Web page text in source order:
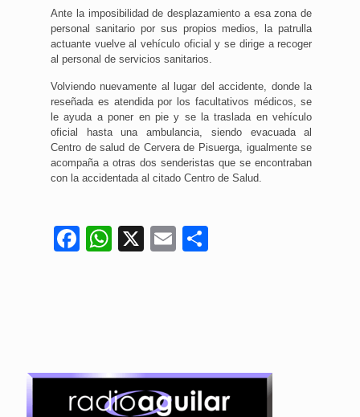
Ante la imposibilidad de desplazamiento a esa zona de
personal sanitario por sus propios medios, la patrulla
actuante vuelve al vehículo oficial y se dirige a recoger
al personal de servicios sanitarios.
Volviendo nuevamente al lugar del accidente, donde la
reseñada es atendida por los facultativos médicos, se
le ayuda a poner en pie y se la traslada en vehículo
oficial hasta una ambulancia, siendo evacuada al
Centro de salud de Cervera de Pisuerga, igualmente se
acompaña a otras dos senderistas que se encontraban
con la accidentada al citado Centro de Salud.
Facebook
WhatsApp
X Email